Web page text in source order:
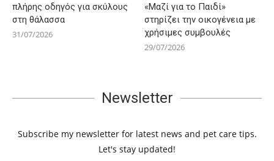
πλήρης οδηγός για σκύλους
στη θάλασσα
31/07/2026
«Μαζί για το Παιδί»
στηρίζει την οικογένεια με
χρήσιμες συμβουλές
29/07/2026
Newsletter
Subscribe my newsletter for latest news and pet care tips.
Let's stay updated!